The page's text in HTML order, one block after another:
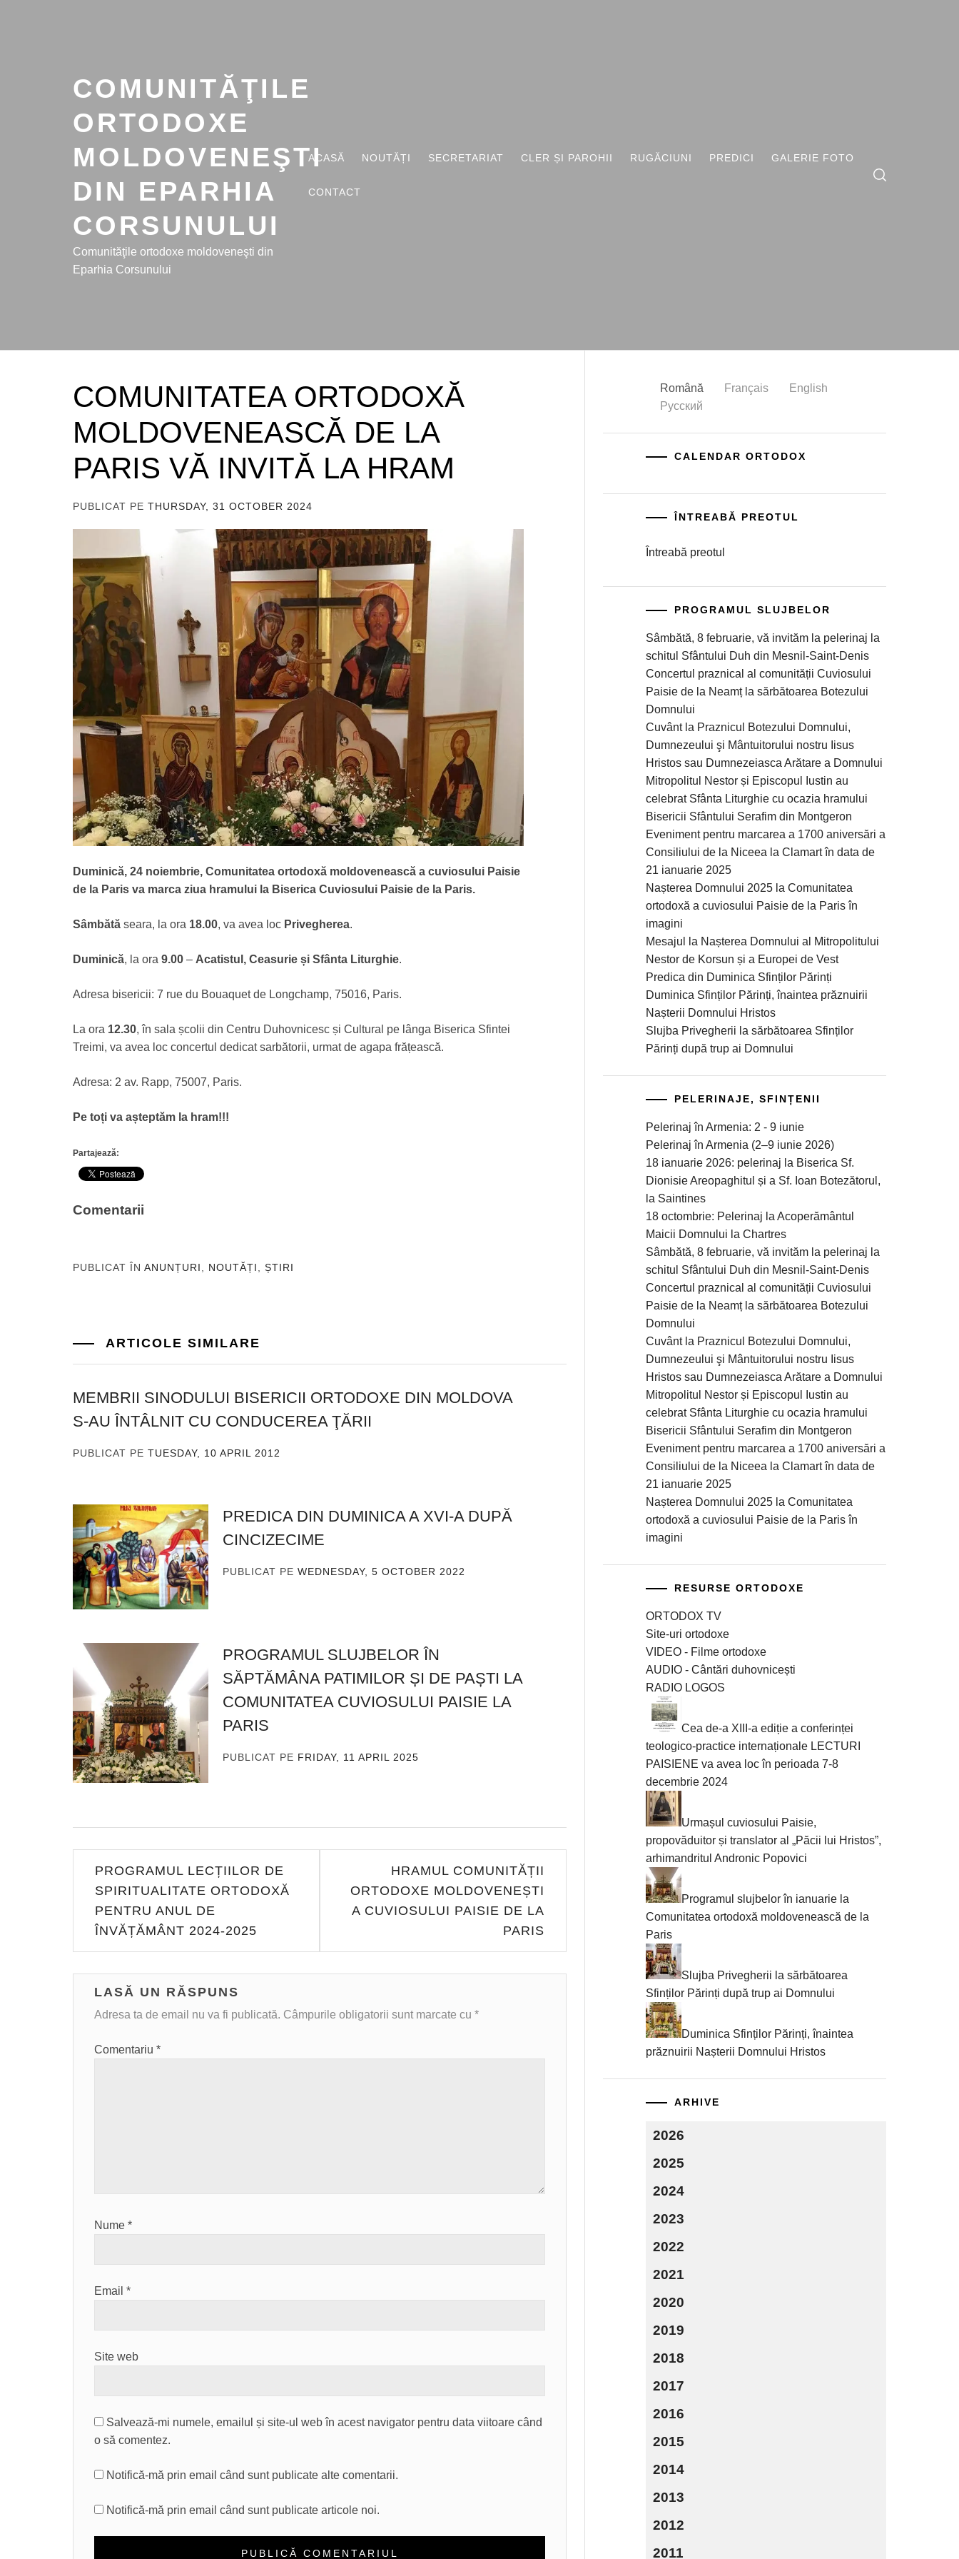
COMUNITĂŢILE
ORTODOXE
MOLDOVENEŞTI
DIN EPARHIA
CORSUNULUI
Comunităţile ortodoxe moldoveneşti din
Eparhia Corsunului
ACASĂ NOUTĂȚI SECRETARIAT CLER ȘI PAROHII RUGĂCIUNI PREDICI GALERIE FOTO
CONTACT
COMUNITATEA ORTODOXĂ
MOLDOVENEASCĂ DE LA
PARIS VĂ INVITĂ LA HRAM
PUBLICAT PE THURSDAY, 31 OCTOBER 2024
Duminică, 24 noiembrie, Comunitatea ortodoxă moldovenească a cuviosului Paisie
de la Paris va marca ziua hramului la Biserica Cuviosului Paisie de la Paris.
Sâmbătă seara, la ora 18.00, va avea loc Privegherea.
Duminică, la ora 9.00 – Acatistul, Ceasurie și Sfânta Liturghie.
Adresa bisericii: 7 rue du Bouaquet de Longchamp, 75016, Paris.
La ora 12.30, în sala școlii din Centru Duhovnicesc și Cultural pe lânga Biserica Sfintei
Treimi, va avea loc concertul dedicat sarbătorii, urmat de agapa frățească.
Adresa: 2 av. Rapp, 75007, Paris.
Pe toți va așteptăm la hram!!!
Partajează:
Comentarii
PUBLICAT ÎN ANUNȚURI NOUTĂȚI ȘTIRI
ARTICOLE SIMILARE
MEMBRII SINODULUI BISERICII ORTODOXE DIN MOLDOVA
S-AU ÎNTÂLNIT CU CONDUCEREA ŢĂRII
PUBLICAT PE TUESDAY, 10 APRIL 2012
PREDICA DIN DUMINICA A XVI-A DUPĂ
CINCIZECIME
PUBLICAT PE WEDNESDAY, 5 OCTOBER 2022
PROGRAMUL SLUJBELOR ÎN
SĂPTĂMÂNA PATIMILOR ȘI DE PAȘTI LA
COMUNITATEA CUVIOSULUI PAISIE LA
PARIS
PUBLICAT PE FRIDAY, 11 APRIL 2025
Navigare
articole
PROGRAMUL LECȚIILOR DE
SPIRITUALITATE ORTODOXĂ
PENTRU ANUL DE
ÎNVĂȚĂMÂNT 2024-2025
HRAMUL COMUNITĂȚII
ORTODOXE MOLDOVENEȘTI
A CUVIOSULUI PAISIE DE LA
PARIS
LASĂ UN RĂSPUNS
Adresa ta de email nu va fi publicată. Câmpurile obligatorii sunt marcate cu *
Comentariu *
Nume *
Email *
Site web
Salvează-mi numele, emailul și site-ul web în acest navigator pentru data viitoare când
o să comentez.
Notifică-mă prin email când sunt publicate alte comentarii.
Notifică-mă prin email când sunt publicate articole noi.
Română Français
English
Русский
CALENDAR ORTODOX
ÎNTREABĂ PREOTUL
Întreabă preotul
PROGRAMUL SLUJBELOR
Sâmbătă, 8 februarie, vă invităm la pelerinaj la
schitul Sfântului Duh din Mesnil-Saint-Denis
Concertul praznical al comunității Cuviosului
Paisie de la Neamț la sărbătoarea Botezului
Domnului
Cuvânt la Praznicul Botezului Domnului,
Dumnezeului şi Mântuitorului nostru Iisus
Hristos sau Dumnezeiasca Arătare a Domnului
Mitropolitul Nestor și Episcopul Iustin au
celebrat Sfânta Liturghie cu ocazia hramului
Bisericii Sfântului Serafim din Montgeron
Eveniment pentru marcarea a 1700 aniversări a
Consiliului de la Niceea la Clamart în data de
21 ianuarie 2025
Nașterea Domnului 2025 la Comunitatea
ortodoxă a cuviosului Paisie de la Paris în
imagini
Mesajul la Nașterea Domnului al Mitropolitului
Nestor de Korsun și a Europei de Vest
Predica din Duminica Sfinților Părinți
Duminica Sfinților Părinți, înaintea prăznuirii
Nașterii Domnului Hristos
Slujba Privegherii la sărbătoarea Sfinților
Părinți după trup ai Domnului
PELERINAJE, SFINȚENII
Pelerinaj în Armenia: 2 - 9 iunie
Pelerinaj în Armenia (2–9 iunie 2026)
18 ianuarie 2026: pelerinaj la Biserica Sf.
Dionisie Areopaghitul și a Sf. Ioan Botezătorul,
la Saintines
18 octombrie: Pelerinaj la Acoperământul
Maicii Domnului la Chartres
Sâmbătă, 8 februarie, vă invităm la pelerinaj la
schitul Sfântului Duh din Mesnil-Saint-Denis
Concertul praznical al comunității Cuviosului
Paisie de la Neamț la sărbătoarea Botezului
Domnului
Cuvânt la Praznicul Botezului Domnului,
Dumnezeului şi Mântuitorului nostru Iisus
Hristos sau Dumnezeiasca Arătare a Domnului
Mitropolitul Nestor și Episcopul Iustin au
celebrat Sfânta Liturghie cu ocazia hramului
Bisericii Sfântului Serafim din Montgeron
Eveniment pentru marcarea a 1700 aniversări a
Consiliului de la Niceea la Clamart în data de
21 ianuarie 2025
Nașterea Domnului 2025 la Comunitatea
ortodoxă a cuviosului Paisie de la Paris în
imagini
RESURSE ORTODOXE
ORTODOX TV
Site-uri ortodoxe
VIDEO - Filme ortodoxe
AUDIO - Cântări duhovnicești
RADIO LOGOS
Cea de-a XIII-a ediție a conferinței
teologico-practice internaționale LECTURI
PAISIENE va avea loc în perioada 7-8
decembrie 2024
Urmașul cuviosului Paisie,
propovăduitor și translator al „Păcii lui Hristos”,
arhimandritul Andronic Popovici
Programul slujbelor în ianuarie la
Comunitatea ortodoxă moldovenească de la
Paris
Slujba Privegherii la sărbătoarea
Sfinților Părinți după trup ai Domnului
Duminica Sfinților Părinți, înaintea
prăznuirii Nașterii Domnului Hristos
ARHIVE
2026
2025
2024
2023
2022
2021
2020
2019
2018
2017
2016
2015
2014
2013
2012
2011